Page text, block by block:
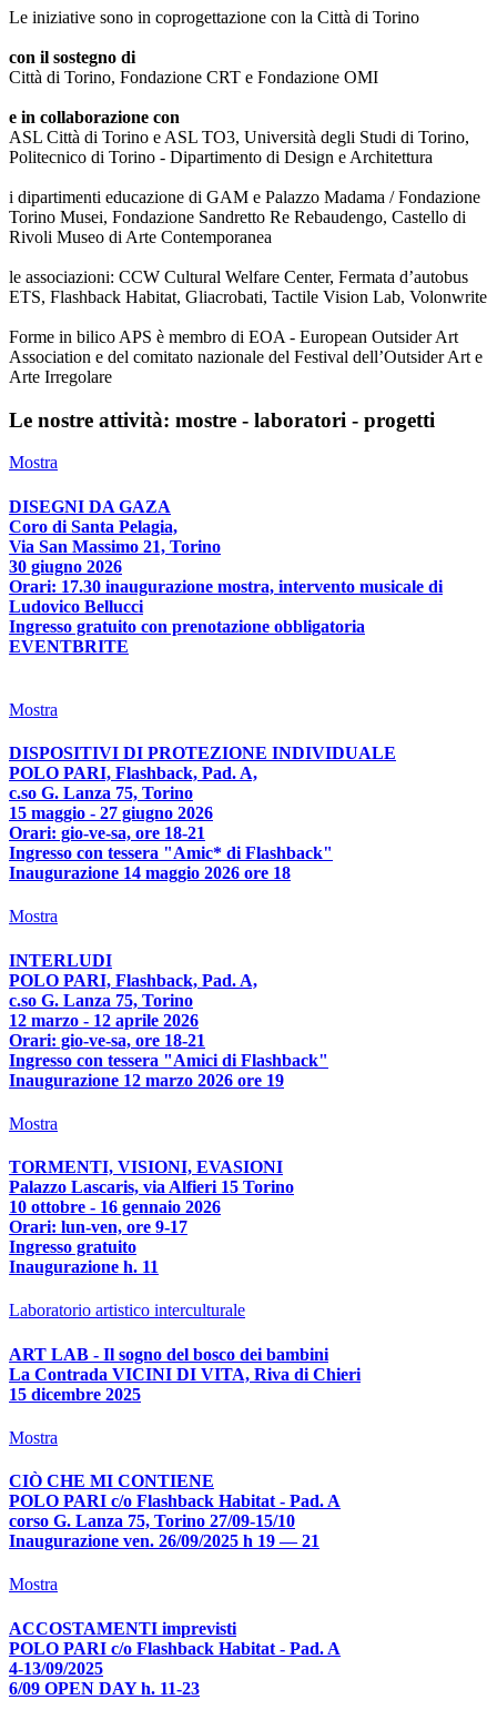
Le iniziative sono in coprogettazione con la Città di Torino
con il sostegno di
Città di Torino, Fondazione CRT e Fondazione OMI
e in collaborazione con
ASL Città di Torino e ASL TO3, Università degli Studi di Torino,
Politecnico di Torino - Dipartimento di Design e Architettura
i dipartimenti educazione di GAM e Palazzo Madama / Fondazione
Torino Musei, Fondazione Sandretto Re Rebaudengo, Castello di
Rivoli Museo di Arte Contemporanea
le associazioni: CCW Cultural Welfare Center, Fermata d’autobus
ETS, Flashback Habitat, Gliacrobati, Tactile Vision Lab, Volonwrite
Forme in bilico APS è membro di EOA - European Outsider Art
Association e del comitato nazionale del Festival dell’Outsider Art e
Arte Irregolare
Le nostre attività: mostre - laboratori - progetti
Mostra
DISEGNI DA GAZA
Coro di Santa Pelagia,
Via San Massimo 21, Torino
30 giugno 2026
Orari: 17.30 inaugurazione mostra, intervento musicale di
Ludovico Bellucci
Ingresso gratuito con prenotazione obbligatoria
EVENTBRITE
Mostra
DISPOSITIVI DI PROTEZIONE INDIVIDUALE
POLO PARI, Flashback, Pad. A,
c.so G. Lanza 75, Torino
15 maggio - 27 giugno 2026
Orari: gio-ve-sa, ore 18-21
Ingresso con tessera "Amic* di Flashback"
Inaugurazione 14 maggio 2026 ore 18
Mostra
INTERLUDI
POLO PARI, Flashback, Pad. A,
c.so G. Lanza 75, Torino
12 marzo - 12 aprile 2026
Orari: gio-ve-sa, ore 18-21
Ingresso con tessera "Amici di Flashback"
Inaugurazione 12 marzo 2026 ore 19
Mostra
TORMENTI, VISIONI, EVASIONI
Palazzo Lascaris, via Alfieri 15 Torino
10 ottobre - 16 gennaio 2026
Orari: lun-ven, ore 9-17
Ingresso gratuito
Inaugurazione h. 11
Laboratorio artistico interculturale
ART LAB - Il sogno del bosco dei bambini
La Contrada VICINI DI VITA, Riva di Chieri
15 dicembre 2025
Mostra
CIÒ CHE MI CONTIENE
POLO PARI c/o Flashback Habitat - Pad. A
corso G. Lanza 75, Torino 27/09-15/10
Inaugurazione ven. 26/09/2025 h 19 — 21
Mostra
ACCOSTAMENTI imprevisti
POLO PARI c/o Flashback Habitat - Pad. A
4-13/09/2025
6/09 OPEN DAY h. 11-23